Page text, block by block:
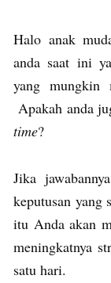
Halo anak
anda saat ini
yang mungkin
Apakah anda
time?
Jika
keputusan yang
itu Anda akan
meningkatnya
satu hari.